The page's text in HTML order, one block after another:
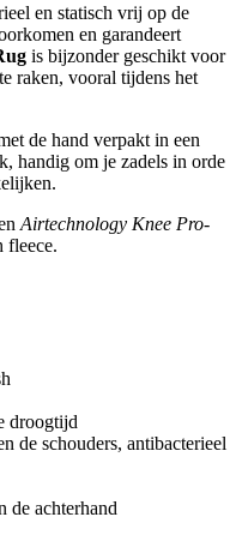
en statisch vrij op de
en garandeert
is bijzonder geschikt voor
raken, vooral tijdens het
de hand verpakt in een
handig om je zadels in orde
Airtechnology Knee Pro-
fleece.
droogtijd
de schouders, antibacterieel
de achterhand